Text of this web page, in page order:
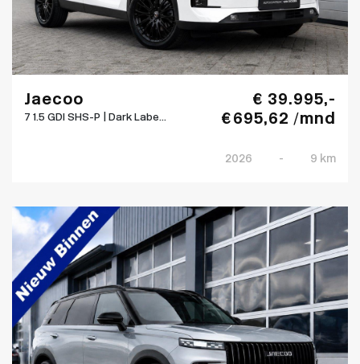
Jaecoo
7 1.5 GDI SHS-P | Dark Labe...
€ 39.995,-
€ 695,62 /mnd
2026 - 9 km